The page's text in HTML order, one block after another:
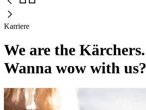
Karriere
We are the Kärchers.
Wanna wow with us?